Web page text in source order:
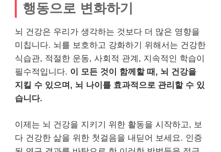
행동으로 변화하기
뇌 건강은 우리가 생각하는 것보다 더 많은 영향을
미칩니다. 뇌를 보호하고 강화하기 위해서는 건강한
식습관, 적절한 운동, 사회적 관계, 지속적인 학습이
필수적입니다. 이 모든 것이 함께할 때, 뇌 건강을
지킬 수 있으며, 뇌 나이를 효과적으로 관리할 수 있
습니다.
이제는 뇌 건강을 지키기 위한 활동을 시작하고, 보
다 건강한 삶을 위한 첫걸음을 내딛어 보세요. 인증